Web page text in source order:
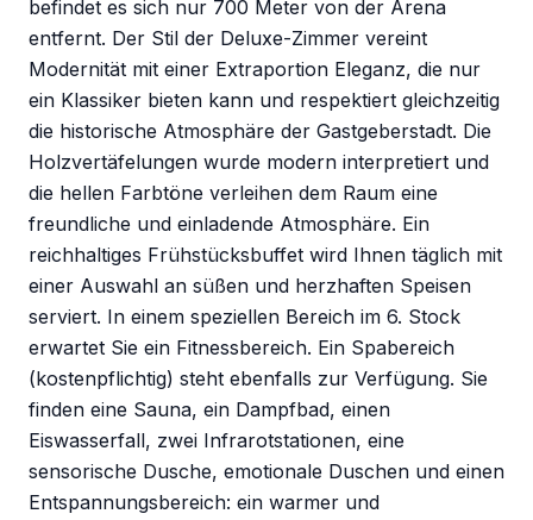
befindet es sich nur 700 Meter von der Arena
entfernt. Der Stil der Deluxe-Zimmer vereint
Modernität mit einer Extraportion Eleganz, die nur
ein Klassiker bieten kann und respektiert gleichzeitig
die historische Atmosphäre der Gastgeberstadt. Die
Holzvertäfelungen wurde modern interpretiert und
die hellen Farbtöne verleihen dem Raum eine
freundliche und einladende Atmosphäre. Ein
reichhaltiges Frühstücksbuffet wird Ihnen täglich mit
einer Auswahl an süßen und herzhaften Speisen
serviert. In einem speziellen Bereich im 6. Stock
erwartet Sie ein Fitnessbereich. Ein Spabereich
(kostenpflichtig) steht ebenfalls zur Verfügung. Sie
finden eine Sauna, ein Dampfbad, einen
Eiswasserfall, zwei Infrarotstationen, eine
sensorische Dusche, emotionale Duschen und einen
Entspannungsbereich: ein warmer und